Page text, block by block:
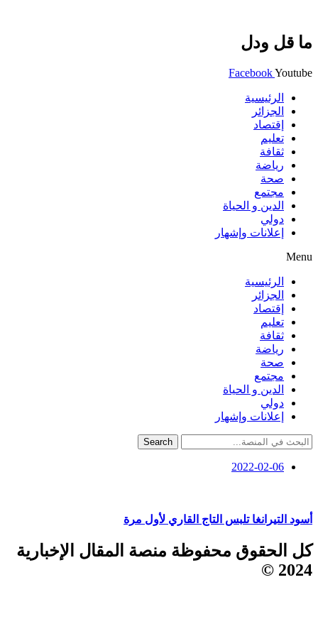
ما قل ودل
FacebookYoutube
الرئيسية
الجزائر
إقتصاد
تعليم
ثقافة
رياضة
صحة
مجتمع
الدين و الحياة
دولي
إعلانات وإشهار
Menu
الرئيسية
الجزائر
إقتصاد
تعليم
ثقافة
رياضة
صحة
مجتمع
الدين و الحياة
دولي
إعلانات وإشهار
Search
2022-02-06
أسود التيرانغا تلبس التاج القاري لأول مرة
كل الحقوق محفوظة منصة المقال الإخبارية
2024 ©